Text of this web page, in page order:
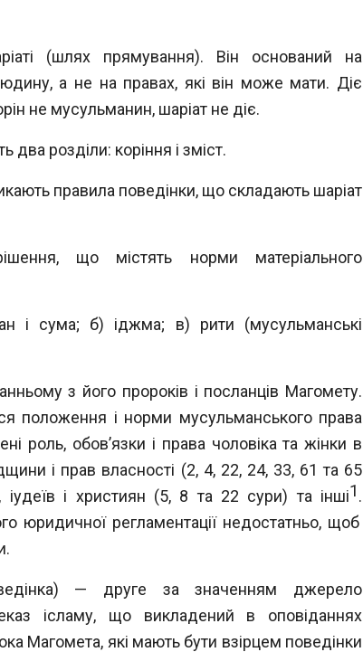
(шлях прямування). Він оснований на
а не на правах, які він може мати. Діє
не мусульманин, шаріат не діє.
розділи: коріння і зміст.
правила поведінки, що складають шаріат
що містять норми матеріального
і сума; б) іджма; в) рити (мусульманські
з його пророків і посланців Магомету.
положення і норми мусульманського права
роль, обов’язки і права чоловіка та жінки в
і прав власності (2, 4, 22, 24, 33, 61 та 65
і християн (5, 8 та 22 сури) та інші1.
юридичної регламентації недостатньо, щоб
— друге за значенням джерело
ісламу, що викладений в оповіданнях
Магомета, які мають бути взірцем поведінки